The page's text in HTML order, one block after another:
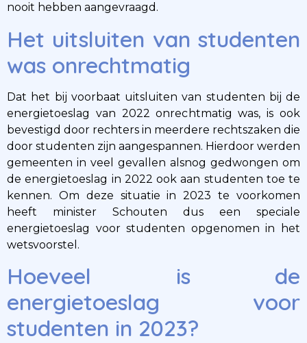
nooit hebben aangevraagd.
Het uitsluiten van studenten
was onrechtmatig
Dat het bij voorbaat uitsluiten van studenten bij de
energietoeslag van 2022 onrechtmatig was, is ook
bevestigd door rechters in meerdere rechtszaken die
door studenten zijn aangespannen. Hierdoor werden
gemeenten in veel gevallen alsnog gedwongen om
de energietoeslag in 2022 ook aan studenten toe te
kennen. Om deze situatie in 2023 te voorkomen
heeft minister Schouten dus een speciale
energietoeslag voor studenten opgenomen in het
wetsvoorstel.
Hoeveel is de
energietoeslag voor
studenten in 2023?